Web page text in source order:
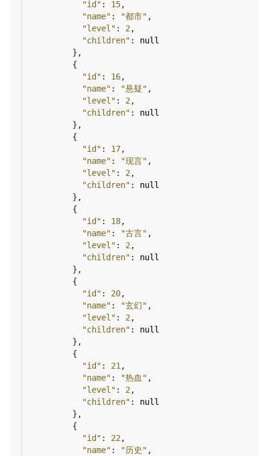
"id" : 15,
"name" : "都市" ,
"level" : 2 ,
"children" : null
},
{
"id" : 16,
"name" : "悬疑" ,
"level" : 2 ,
"children" : null
},
{
"id" : 17,
"name" : "现言" ,
"level" : 2 ,
"children" : null
},
{
"id" : 18,
"name" : "古言" ,
"level" : 2 ,
"children" : null
},
{
"id" : 20,
"name" : "玄幻" ,
"level" : 2 ,
"children" : null
},
{
"id" : 21 ,
"name" : "热血" ,
"level" : 2 ,
"children" : null
},
{
"id" : 22 ,
"name" : "历史" ,